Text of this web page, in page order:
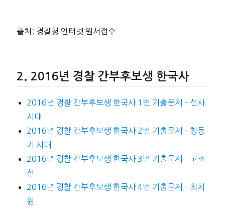
출처: 경찰청 인터넷 원서접수
2016년 경찰 간부후보생 한국사
2016년 경찰 간부후보생 한국사 1번 기출문제 – 선사
시대
2016년 경찰 간부후보생 한국사 2번 기출문제 – 청동
기 시대
2016년 경찰 간부후보생 한국사 3번 기출문제 – 고조
선
2016년 경찰 간부후보생 한국사 4번 기출문제 – 최치
원